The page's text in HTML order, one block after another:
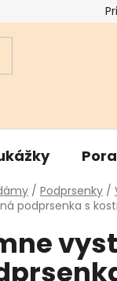
Podmienky
/ Podprsenky /
podprsenka s